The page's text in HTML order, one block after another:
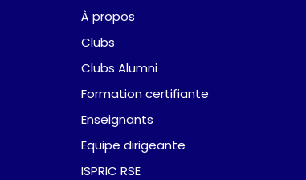
À propos
Clubs
Clubs Alumni
Formation certifiante
Enseignants
Equipe dirigeante
ISPRIC RSE